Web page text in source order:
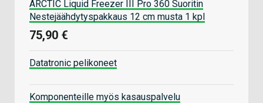
ARCTIC Liquid Freezer III Pro 360 Suoritin
Nestejäähdytyspakkaus 12 cm musta 1 kpl
75,90 €
Datatronic pelikoneet
Komponenteille myös kasauspalvelu